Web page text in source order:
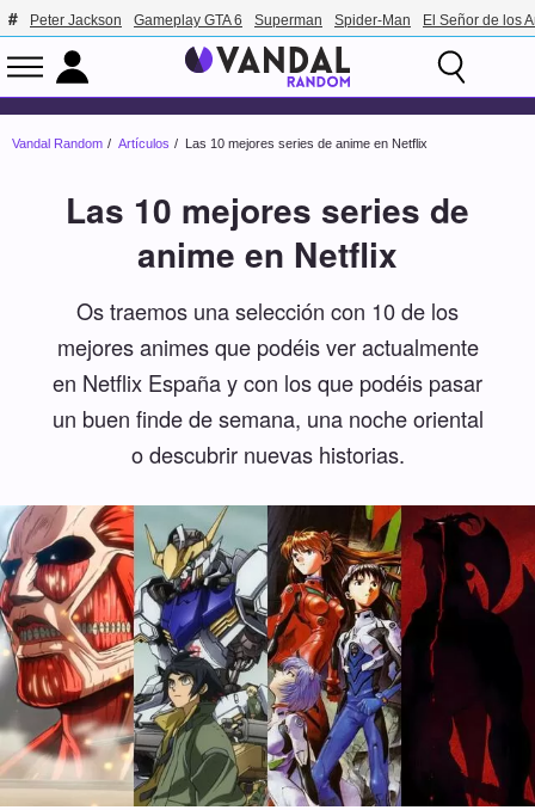
Peter Jackson Gameplay GTA 6 Superman Spider-Man El Señor de los
Vandal Random Artículos Las 10 mejores series de anime en Netflix
Las 10 mejores series de
anime en Netflix
Os traemos una selección con 10 de los
mejores animes que podéis ver actualmente
en Netflix España y con los que podéis pasar
un buen finde de semana, una noche oriental
o descubrir nuevas historias.